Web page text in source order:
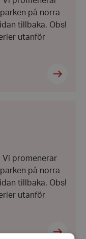
på norra
tillbaka. Obs!
utanför
Vi promenerar
på norra
tillbaka. Obs!
utanför